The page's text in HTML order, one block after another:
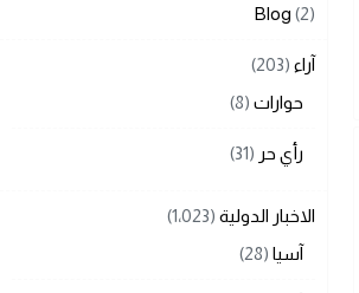
Blog (2)
آراء (203)
حوارات (8)
رأي حر (31)
الاخبار الدولية (1٬023)
آسيا (28)